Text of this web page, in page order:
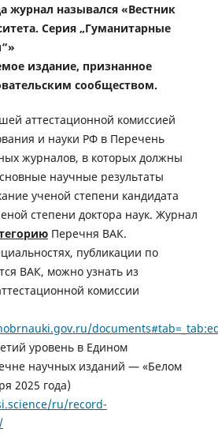
журнал назывался «Вестник
Серия „Гуманитарные
издание, признанное
сообществом.
аттестационной комиссией
и науки РФ в Перечень
журналов, в которых должны
научные результаты
ученой степени кандидата
степени доктора наук. Журнал
Перечня ВАК.
публикации по
ВАК, можно узнать из
комиссии
уровень в Едином
научных изданий — «Белом
2025 года)
ru/record-